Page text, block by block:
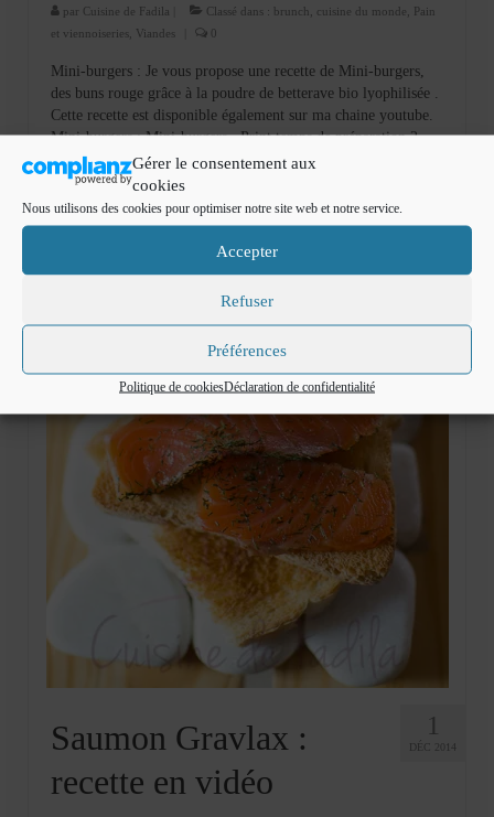
Gérer le consentement aux
cookies
Nous utilisons des cookies pour optimiser notre site web et notre service.
Accepter
Refuser
Préférences
Politique de cookiesDéclaration de confidentialité
par Cuisine de Fadila Classé dans : brunch cuisine du monde
Pain
et viennoiseries Viandes 0
Mini-burgers : Je vous propose une recette de Mini-burgers,
des buns rouge grâce à la poudre de betterave bio lyophilisée .
Cette recette est disponible également sur ma chaine youtube.
Mini-burgers : Mini-burgers Print temps de préparation 2 …
Lire la suite­­
apéritif,burger ,cuisinedefadila ,food,mini burger,street food
1
DÉC 2014
Saumon Gravlax :
recette en vidéo